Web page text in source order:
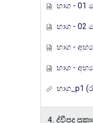
භාග - 01 කොටස
භාග - 02 කොටස
භාග - අභ්‍යාස 01
භාග - අභ්‍යාස 02
භාග_p1 (රුහුණු
4. ද්වීපද